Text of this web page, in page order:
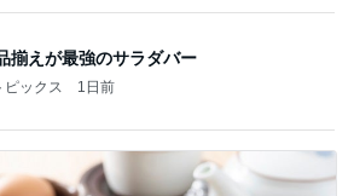
揃えが最強のサラダバー
ックス 1日前